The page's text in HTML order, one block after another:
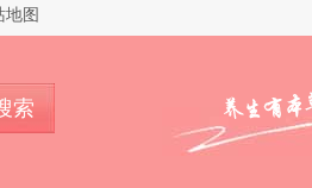
地图
索